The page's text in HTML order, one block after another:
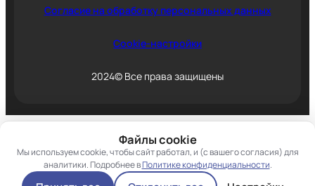
Согласие на обработку персональных данных
Cookie-настройки
2024© Все права защищены
Файлы cookie
Мы используем cookie, чтобы сайт работал, и (с вашего согласия) для
аналитики. Подробнее вПолитике конфиденциальности.